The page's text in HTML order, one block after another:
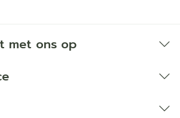
met ons op